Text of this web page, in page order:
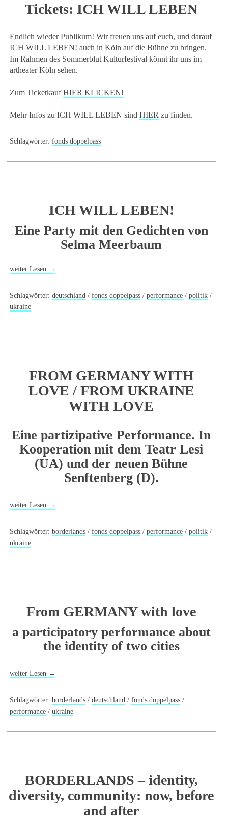
Tickets: ICH WILL LEBEN
Endlich wieder Publikum! Wir freuen uns auf euch, und darauf
ICH WILL LEBEN! auch in Köln auf die Bühne zu bringen.
Im Rahmen des Sommerblut Kulturfestival könnt ihr uns im
artheater Köln sehen.
Zum TicketkaufHIER KLICKEN!
Mehr Infos zu ICH WILL LEBEN sindHIER zu finden.
Schlagwörter:fonds doppelpass
ICH WILL LEBEN!
Eine Party mit den Gedichten von
Selma Meerbaum
weiter Lesen →
Schlagwörter:deutschland /fonds doppelpass /performance /politik /
ukraine
FROM GERMANY WITH
LOVE / FROM UKRAINE
WITH LOVE
Eine partizipative Performance. In
Kooperation mit dem Teatr Lesi
(UA) und der neuen Bühne
Senftenberg (D).
weiter Lesen →
Schlagwörter:borderlands /fonds doppelpass /performance /politik /
ukraine
From GERMANY with love
a participatory performance about
the identity of two cities
weiter Lesen →
Schlagwörter:borderlands /deutschland /fonds doppelpass /
performance /ukraine
BORDERLANDS – identity,
diversity, community: now, before
and after